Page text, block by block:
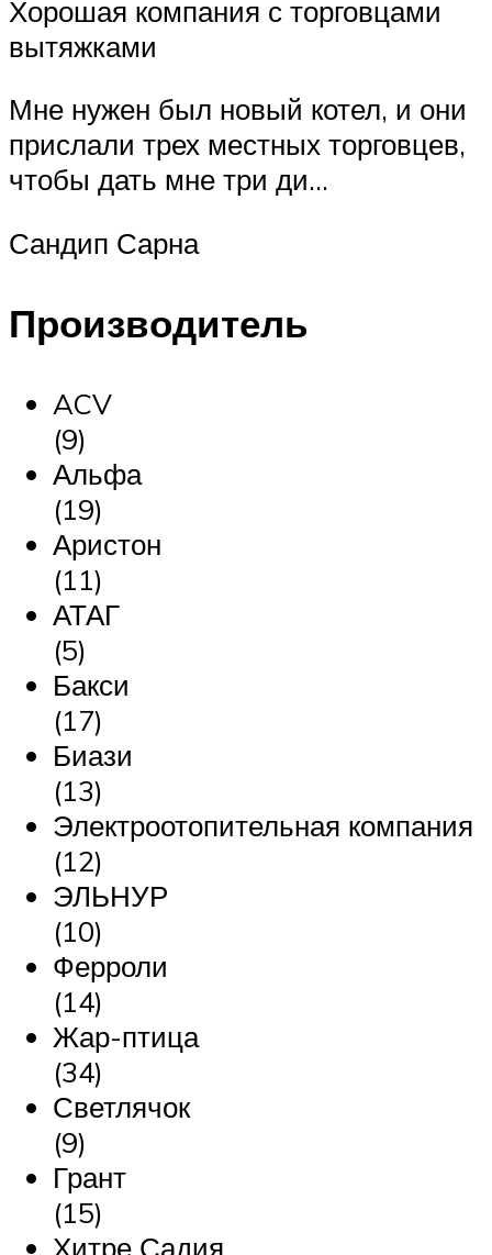
Хорошая компания с торговцами
вытяжками
Мне нужен был новый котел, и они
прислали трех местных торговцев,
чтобы дать мне три ди…
Сандип Сарна
Производитель
ACV
(9)
Альфа
(19)
Аристон
(11)
АТАГ
(5)
Бакси
(17)
Биази
(13)
Электроотопительная компания
(12)
ЭЛЬНУР
(10)
Ферроли
(14)
Жар-птица
(34)
Светлячок
(9)
Грант
(15)
Хитре Садия